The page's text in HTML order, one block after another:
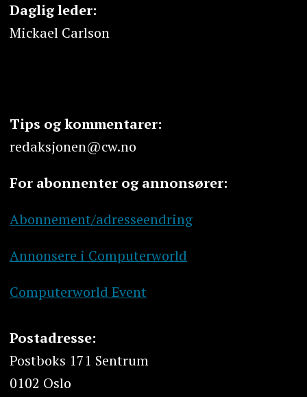
Daglig leder:
Mickael Carlson
Tips og kommentarer:
redaksjonen@cw.no
For abonnenter og annonsører:
Abonnement/adresseendring
Annonsere i Computerworld
Computerworld Event
Postadresse:
Postboks 171 Sentrum
0102 Oslo